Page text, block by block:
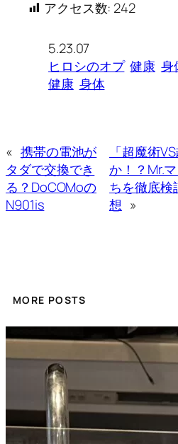
アクセス数: 242
5.23.07
ヒロシのオプ 健康 身
健康 身体
« 携帯の電池が
タダで交換でき
る？DoCOMoの
N901is
「超魔術
か！？Mr.
ちを徹底検
想 »
MORE POSTS